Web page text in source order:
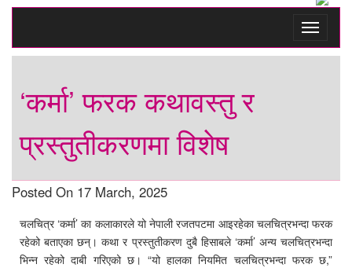
Toggle
‘कर्मा’ फरक कथावस्तु र
प्रस्तुतीकरणमा विशेष
Posted On 17 March, 2025
चलचित्र ‘कर्मा’ का कलाकारले यो नेपाली रजतपटमा आइरहेका चलचित्रभन्दा फरक
रहेको बताएका छन्। कथा र प्रस्तुतीकरण दुबै हिसाबले ‘कर्मा’ अन्य चलचित्रभन्दा
भिन्न रहेको दाबी गरिएको छ। “यो हालका नियमित चलचित्रभन्दा फरक छ,”